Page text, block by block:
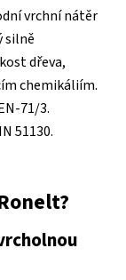
vrchní nátěr
silně
dřeva,
chemikáliím.
71/3.
51130.